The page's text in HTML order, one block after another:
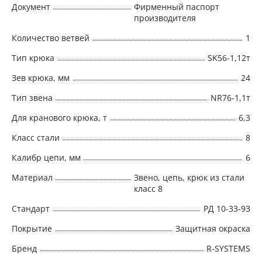
Документ
Фирменный паспорт
производителя
Количество ветвей
1
Тип крюка
SK56-1,12т
Зев крюка, мм
24
Тип звена
NR76-1,1т
Для кранового крюка, т
6,3
Класс стали
8
Калибр цепи, мм
6
Материал
Звено, цепь, крюк из стали
класс 8
Стандарт
РД 10-33-93
Покрытие
Защитная окраска
Бренд
R-SYSTEMS